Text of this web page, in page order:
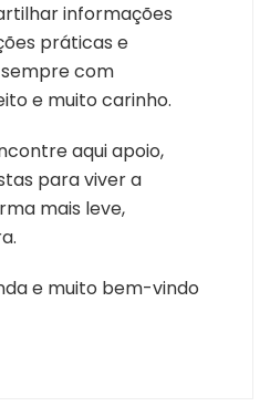
informações
práticas e
com
e muito carinho.
aqui apoio,
para viver a
mais leve,
e muito bem-vindo